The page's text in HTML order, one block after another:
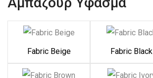
Fabric Beige Fabric Black